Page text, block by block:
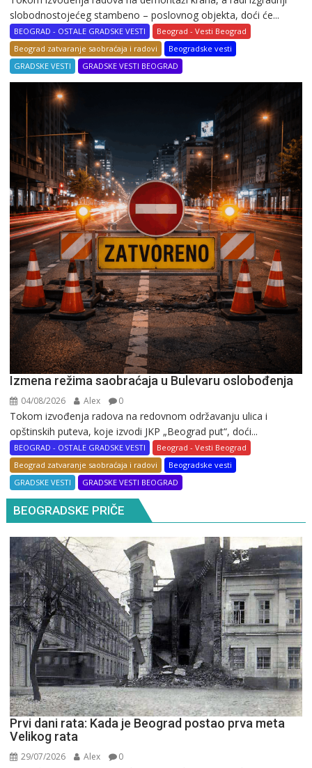
slobodnostojećeg stambeno – poslovnog objekta, doći će...
BEOGRAD - OSTALE GRADSKE VESTI
Beograd - Vesti Beograd
Beograd zatvaranje saobraćaja i radovi
Beogradske vesti
GRADSKE VESTI
GRADSKE VESTI BEOGRAD
Izmena režima saobraćaja u Bulevaru oslobođenja
04/08/2026 Alex 0
Tokom izvođenja radova na redovnom održavanju ulica i
opštinskih puteva, koje izvodi JKP „Beograd put“, doći...
BEOGRAD - OSTALE GRADSKE VESTI
Beograd - Vesti Beograd
Beograd zatvaranje saobraćaja i radovi
Beogradske vesti
GRADSKE VESTI
GRADSKE VESTI BEOGRAD
BEOGRADSKE PRIČE
Prvi dani rata: Kada je Beograd postao prva meta
Velikog rata
29/07/2026 Alex 0